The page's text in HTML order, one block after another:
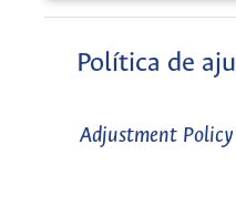
Política de
Adjustment